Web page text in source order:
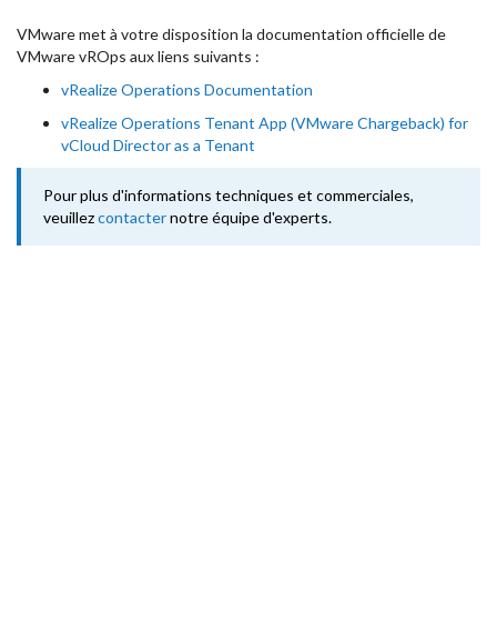
VMware met à votre disposition la documentation officielle de
VMware vROps aux liens suivants :
vRealize Operations Documentation
vRealize Operations Tenant App (VMware Chargeback) for
vCloud Director as a Tenant
Pour plus d'informations techniques et commerciales,
veuillezcontacternotre équipe d'experts.